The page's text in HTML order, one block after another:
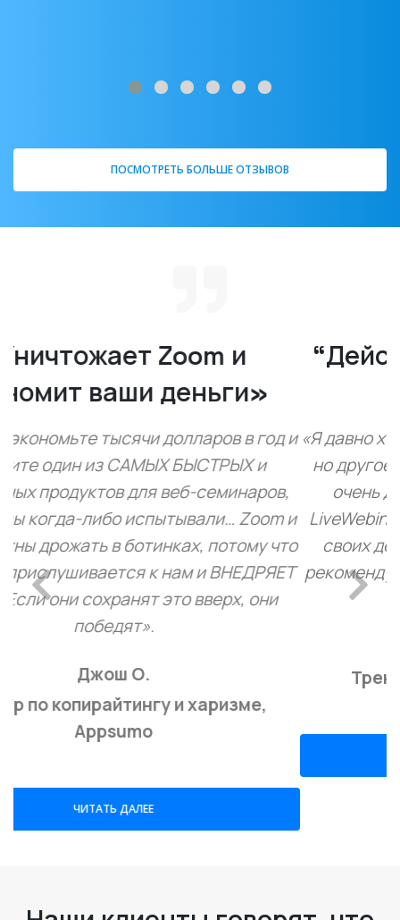
ПОСМОТРЕТЬ БОЛЬШЕ ОТЗЫВОВ
“Действительно надежный
продукт!”
«Я давно хотел проводить платные вебинары,
но другое программное обеспечение было
очень дорогим и сложным в освоении.
LiveWebinar очень прост в освоении и стоит
своих денег. Я очень доволен им и очень
рекомендую его. Наконец-то я зарабатываю
на вебинарах!»
Тренер по лидерству, Capterra
Previous Next